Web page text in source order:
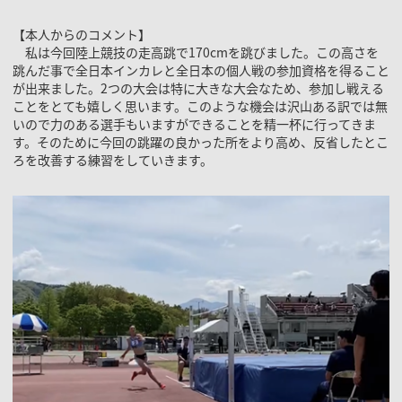
【本人からのコメント】
私は今回陸上競技の走高跳で170cmを跳びました。この高さを
跳んだ事で全日本インカレと全日本の個人戦の参加資格を得ること
が出来ました。2つの大会は特に大きな大会なため、参加し戦える
ことをとても嬉しく思います。このような機会は沢山ある訳では無
いので力のある選手もいますができることを精一杯に行ってきま
す。そのために今回の跳躍の良かった所をより高め、反省したとこ
ろを改善する練習をしていきます。